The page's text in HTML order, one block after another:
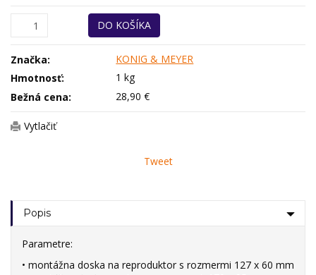
DO KOŠÍKA
Značka:
KONIG & MEYER
Hmotnosť:
1 kg
Bežná cena:
28,90 €
Vytlačiť
Tweet
Popis
Parametre:
• montážna doska na reproduktor s rozmermi 127 x 60 mm